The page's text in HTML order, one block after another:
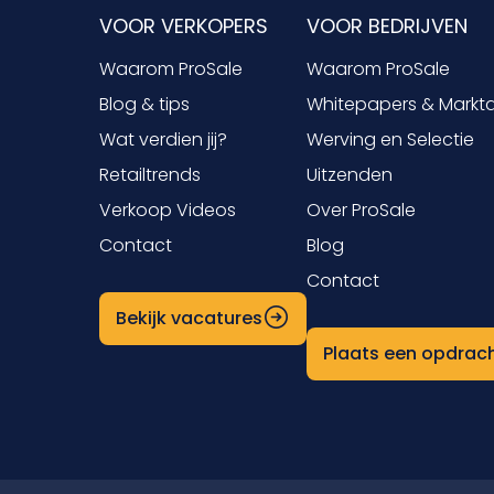
VOOR VERKOPERS
Waarom ProSale
Blog & tips
Wat verdien jij?
Retailtrends
Verkoop Videos
Contact
Bekijk vacatures
VOOR BEDRIJVEN
Waarom ProSale
Whitepapers &
Werving en Selectie
Uitzenden
Over ProSale
Blog
Contact
Plaats een